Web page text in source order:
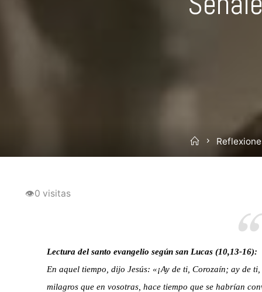
Inicio
👁0 visitas
Lectura del santo evangelio según san Lucas (10,13-16):
En aquel tiempo, dijo Jesús: «¡Ay de ti, Corozaín; ay de
milagros que en vosotras, hace tiempo que se habrían